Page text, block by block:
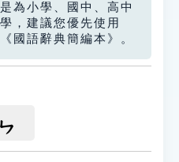
為小學、國中、高中
，建議您優先使用
國語辭典簡編本》。